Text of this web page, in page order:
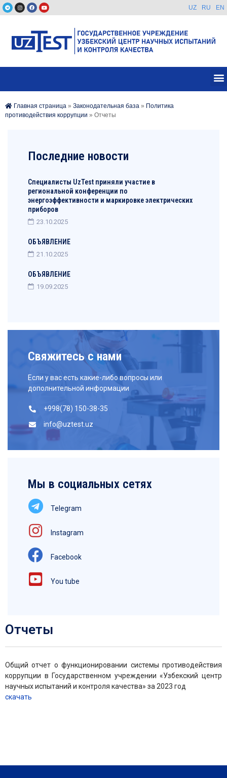
UZ RU EN
Главная страница » Законодательная база » Политика
противодействия коррупции » Отчеты
Последние новости
Специалисты UzTest приняли участие в
региональной конференции по
энергоэффективности и маркировке электрических
приборов
23.10.2025
ОБЪЯВЛЕНИЕ
21.10.2025
ОБЪЯВЛЕНИЕ
19.09.2025
Свяжитесь с нами
Если у вас есть какие-либо вопросы или
дополнительной информации
+998(78) 150-38-35
info@uztest.uz
Мы в социальных сетях
Telegram
Instagram
Facebook
You tube
Отчеты
Общий отчет о функционировании системы противодействия
коррупции в Государственном учреждении «Узбекский центр
научных испытаний и контроля качества» за 2023 год
скачать